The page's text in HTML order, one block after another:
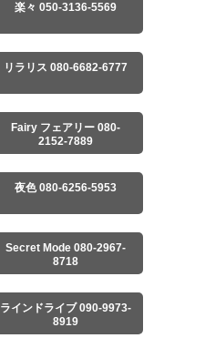
楽々 050-3136-5569
リラリス 080-6682-6777
Fairy フェアリー 080-
2152-7889
夜色 080-6256-5953
Secret Mode 080-2967-
8718
ラインドライブ 090-9973-
8919